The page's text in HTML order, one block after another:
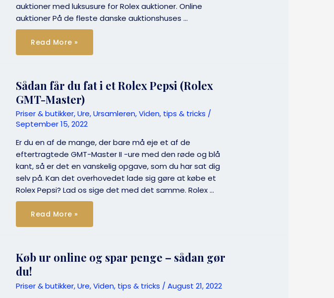
auktioner med luksusure for Rolex auktioner. Online
auktioner På de fleste danske auktionshuses …
Sådan
deltager
du
auktion
Read More »
Sådan får du fat i et Rolex Pepsi (Rolex
GMT-Master)
Priser & butikker,Ure,Ursamleren,Viden, tips & tricks /
September 15, 2022
Er du en af de mange, der bare må eje et af de
eftertragtede GMT-Master II -ure med den røde og blå
kant, så er det en vanskelig opgave, som du har sat dig
selv på. Kan det overhovedet lade sig gøre at købe et
Rolex Pepsi? Lad os sige det med det samme. Rolex …
Sådan
får
du
Rolex
Pepsi
(Rolex
GMT-
Master)
Read More »
Køb ur online og spar penge – sådan gør
du!
Priser & butikker,Ure,Viden, tips & tricks /August 21, 2022